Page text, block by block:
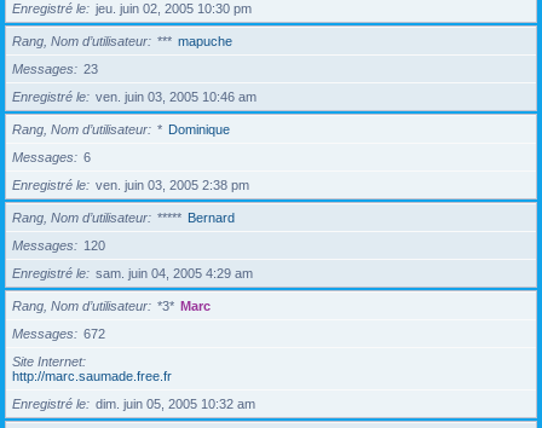
Enregistré le
jeu. juin 02, 2005 10:30 pm
Rang, Nom d’utilisateur *** mapuche
Messages
23
Enregistré le
ven. juin 03, 2005 10:46 am
Rang, Nom d’utilisateur * Dominique
Messages
6
Enregistré le
ven. juin 03, 2005 2:38 pm
Rang, Nom d’utilisateur ***** Bernard
Messages
120
Enregistré le
sam. juin 04, 2005 4:29 am
Rang, Nom d’utilisateur *3* Marc
Messages
672
Site Internet
http://marc.saumade.free.fr
Enregistré le
dim. juin 05, 2005 10:32 am